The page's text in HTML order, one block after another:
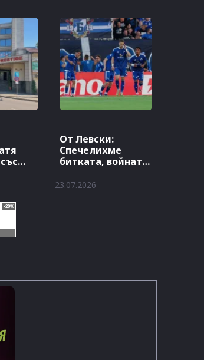
От Левски:
Спечелихме
битката, войната
23.07.2026